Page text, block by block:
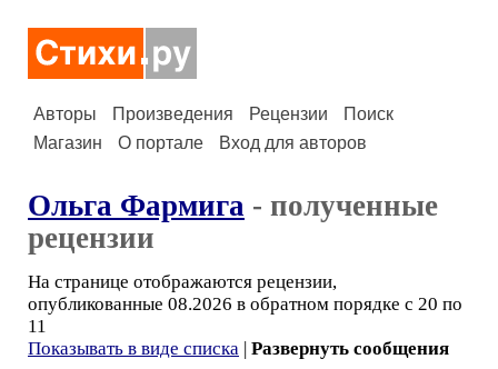
Авторы Произведения Рецензии
Поиск
Магазин
О портале Вход для авторов
Ольга Фармига - полученные
рецензии
На странице отображаются рецензии,
опубликованные 08.2026 в обратном порядке с 20 по
11
Показывать в виде списка | Развернуть сообщения